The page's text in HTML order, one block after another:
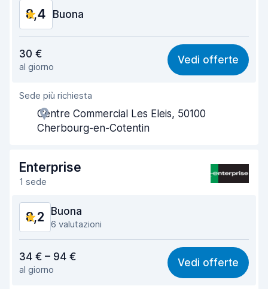
8,4 Buona
8,2
Facile da trovare 8,2
Gentilezza degli agenti
Rapidità del ritiro
Pulizia del veicolo 9,0
Condizioni dell'auto
30 €
al giorno
Vedi offerte
Sede più richiesta
Centre Commercial Les Eleis, 50100
Cherbourg-en-Cotentin
Enterprise
1 sede
8,2 Buona
6 valutazioni
7,7
Facile da trovare 8,5
34 € – 94 €
al giorno
Vedi offerte